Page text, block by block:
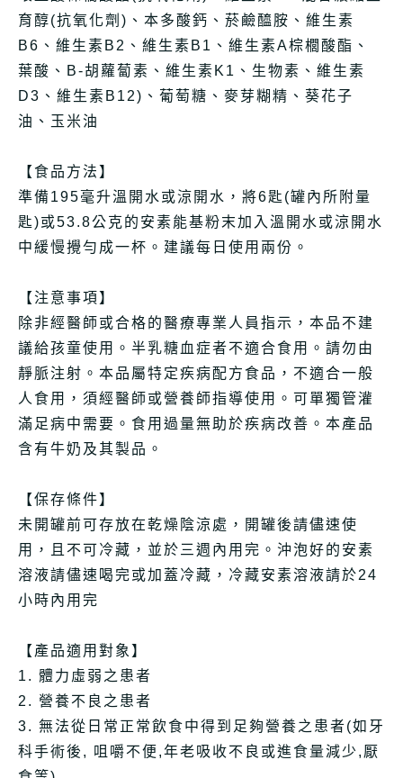
育醇(抗氧化劑)、本多酸鈣、菸鹼醯胺、維生素
B6、維生素B2、維生素B1、維生素A棕櫚酸酯、
葉酸、B-胡蘿蔔素、維生素K1、生物素、維生素
D3、維生素B12)、葡萄糖、麥芽糊精、葵花子
油、玉米油
【食品方法】
準備195毫升溫開水或涼開水，將6匙(罐內所附量
匙)或53.8公克的安素能基粉末加入溫開水或涼開水
中緩慢攪勻成一杯。建議每日使用兩份。
【注意事項】
除非經醫師或合格的醫療專業人員指示，本品不建
議給孩童使用。半乳糖血症者不適合食用。請勿由
靜脈注射。本品屬特定疾病配方食品，不適合一般
人食用，須經醫師或營養師指導使用。可單獨管灌
滿足病中需要。食用過量無助於疾病改善。本產品
含有牛奶及其製品。
【保存條件】
未開罐前可存放在乾燥陰涼處，開罐後請儘速使
用，且不可冷藏，並於三週內用完。沖泡好的安素
溶液請儘速喝完或加蓋冷藏，冷藏安素溶液請於24
小時內用完
【產品適用對象】
1. 體力虛弱之患者
2. 營養不良之患者
3. 無法從日常正常飲食中得到足夠營養之患者(如牙
科手術後, 咀嚼不便,年老吸收不良或進食量減少,厭